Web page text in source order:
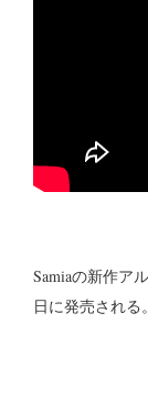
Samiaの新作ア
日に発売される。